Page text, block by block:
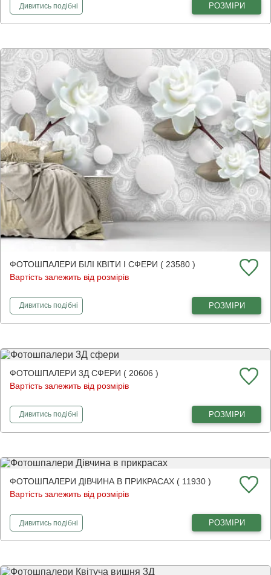
Дивитисьфотошпалери
подібні РОЗМІРИ
ФОТОШПАЛЕРИ БІЛІ КВІТИ І СФЕРИ ( 23580 )
Вартість залежить від розмірів
Дивитисьфотошпалери
подібні РОЗМІРИ
ФОТОШПАЛЕРИ 3Д СФЕРИ ( 20606 )
Вартість залежить від розмірів
Дивитисьфотошпалери
подібні РОЗМІРИ
ФОТОШПАЛЕРИ ДІВЧИНА В ПРИКРАСАХ ( 11930 )
Вартість залежить від розмірів
Дивитисьфотошпалери
подібні РОЗМІРИ